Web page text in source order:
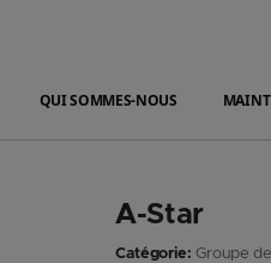
QUI SOMMES-NOUS
A-Star
Catégorie: Groupe